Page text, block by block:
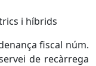
i híbrids
fiscal núm.
de recàrrega